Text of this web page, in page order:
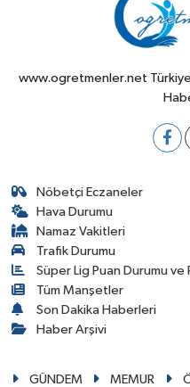
www.ogretmenler.net
Nöbetçi Eczaneler
Hava Durumu
Namaz Vakitleri
Trafik Durumu
Süper Lig Puan Durumu ve
Tüm Manşetler
Son Dakika Haberleri
Haber Arşivi
GÜNDEM MEMUR